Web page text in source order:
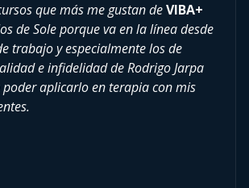
que más me gustan deVIBA+
de Sole porque va en la línea desde
trabajo y especialmente los de
e infidelidad de Rodrigo Jarpa
aplicarlo en terapia con mis